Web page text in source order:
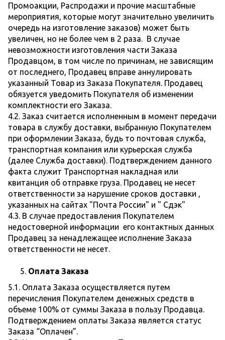
Промоакции, Распродажи и прочие масштабные
мероприятия, которые могут значительно увеличить
очередь на изготовление заказов) может быть
увеличен, но не более чем в 2 раза. В случае
невозможности изготовления части Заказа
Продавцом, в том числе по причинам, не зависящим
от последнего, Продавец вправе аннулировать
указанный Товар из Заказа Покупателя. Продавец
обязуется уведомить Покупателя об изменении
комплектности его Заказа.
4.2. Заказ считается исполненным в момент передачи
товара в службу доставки, выбранную Покупателем
при оформлении Заказа, будь то почтовая служба,
транспортная компания или курьерская служба
(далее Служба доставки). Подтверждением данного
факта служит Транспортная накладная или
квитанция об отправке груза. Продавец не несет
ответственности за нарушение сроков доставки ,
указанных на сайтах "Почта России" и " Сдэк"
4.3. В случае предоставления Покупателем
недостоверной информации его контактных данных
Продавец за ненадлежащее исполнение Заказа
ответственности не несет.
Оплата Заказа
5.1. Оплата Заказа осуществляется путем
перечисления Покупателем денежных средств в
объеме 100% от суммы Заказа в пользу Продавца.
Подтверждением оплаты Заказа является статус
Заказа “Оплачен”.